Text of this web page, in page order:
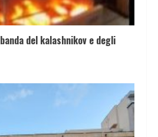
del kalashnikov e degli